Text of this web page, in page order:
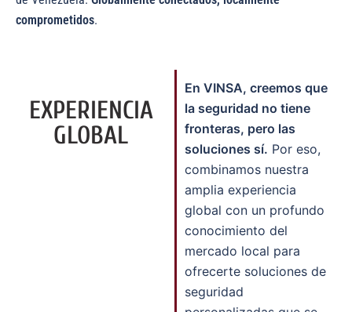
comprometidos.
EXPERIENCIA
GLOBAL
En VINSA, creemos que
la seguridad no tiene
fronteras, pero las
soluciones sí. Por eso,
combinamos nuestra
amplia experiencia
global con un profundo
conocimiento del
mercado local para
ofrecerte soluciones de
seguridad